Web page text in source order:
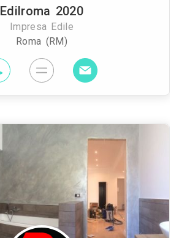
Edilroma 2020
Impresa Edile
Roma (RM)